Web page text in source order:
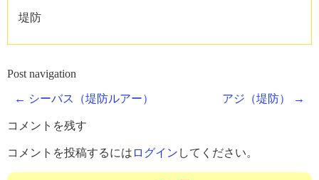
堤防
Post navigation
← シーバス（堤防ルアー） アジ（堤防） →
コメントを残す
コメントを投稿するには ログイン してください。